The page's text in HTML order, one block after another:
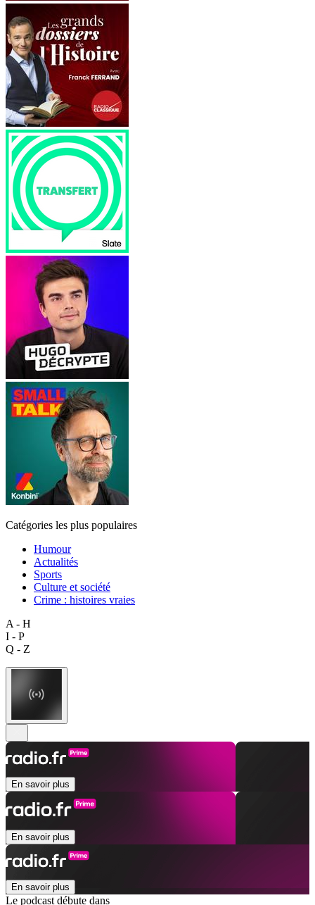
Catégories les plus populaires
Humour
Actualités
Sports
Culture et société
Crime : histoires vraies
A - H
I - P
Q - Z
En savoir plus
En savoir plus
En savoir plus
Le podcast débute dans